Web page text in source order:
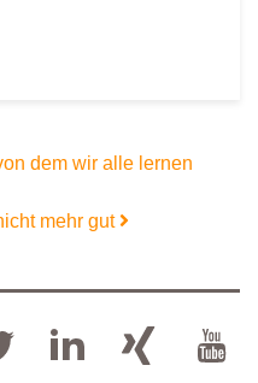
dem wir alle lernen
mehr gut